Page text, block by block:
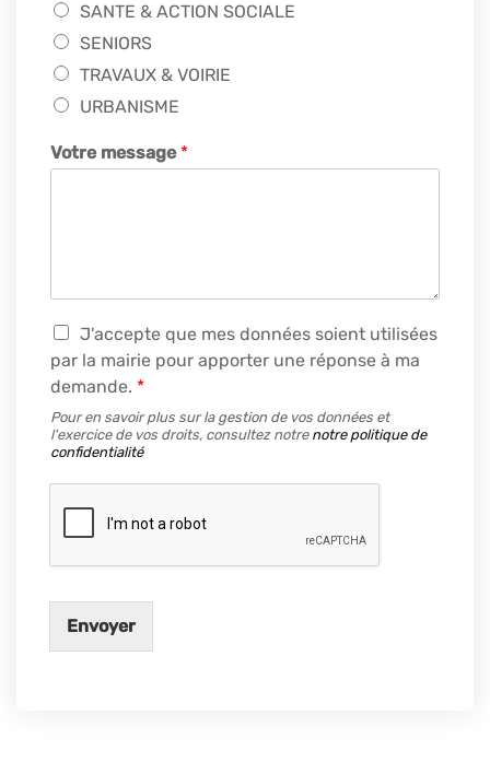
SANTE & ACTION SOCIALE
SENIORS
TRAVAUX & VOIRIE
URBANISME
Votre message *
R
G
P
D
*
J'accepte que mes données soient utilisées
par la mairie pour apporter une réponse à ma
demande. *
Pour en savoir plus sur la gestion de vos données et
l'exercice de vos droits, consultez notre notre politique de
confidentialité
Envoyer